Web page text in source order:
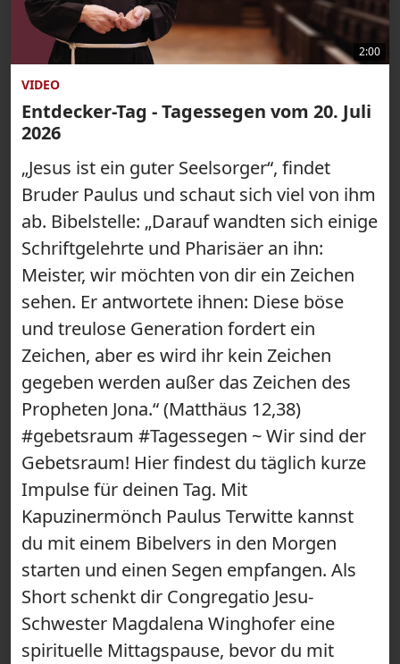
2:00
VIDEO
Entdecker-Tag - Tagessegen vom 20. Juli
2026
„Jesus ist ein guter Seelsorger“, findet
Bruder Paulus und schaut sich viel von ihm
ab. Bibelstelle: „Darauf wandten sich einige
Schriftgelehrte und Pharisäer an ihn:
Meister, wir möchten von dir ein Zeichen
sehen. Er antwortete ihnen: Diese böse
und treulose Generation fordert ein
Zeichen, aber es wird ihr kein Zeichen
gegeben werden außer das Zeichen des
Propheten Jona.“ (Matthäus 12,38)
#gebetsraum #Tagessegen ~ Wir sind der
Gebetsraum! Hier findest du täglich kurze
Impulse für deinen Tag. Mit
Kapuzinermönch Paulus Terwitte kannst
du mit einem Bibelvers in den Morgen
starten und einen Segen empfangen. Als
Short schenkt dir Congregatio Jesu-
Schwester Magdalena Winghofer eine
spirituelle Mittagspause, bevor du mit